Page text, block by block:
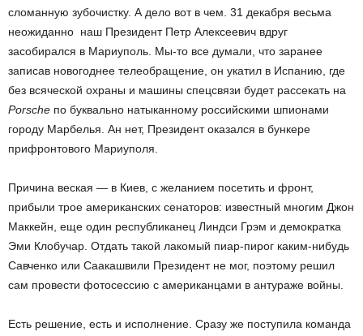
сломанную зубочистку. А дело вот в чем. 31 декабря весьма
неожиданно наш Президент Петр Алексеевич вдруг
засобирался в Мариуполь. Мы-то все думали, что заранее
записав новогоднее телеобращение, он укатил в Испанию, где
без всяческой охраны и машины спецсвязи будет рассекать на
Porsche по буквально натыканному российскими шпионами
городу Марбелья. Ан нет, Президент оказался в бункере
прифронтового Мариуполя.
Причина веская — в Киев, с желанием посетить и фронт,
прибыли трое американских сенаторов: известный многим Джон
Маккейн, еще один республиканец Линдси Грэм и демократка
Эми Клобучар. Отдать такой лакомый пиар-пирог каким-нибудь
Савченко или Саакашвили Президент не мог, поэтому решил
сам провести фотосессию с американцами в антураже войны.
Есть решение, есть и исполнение. Сразу же поступила команда